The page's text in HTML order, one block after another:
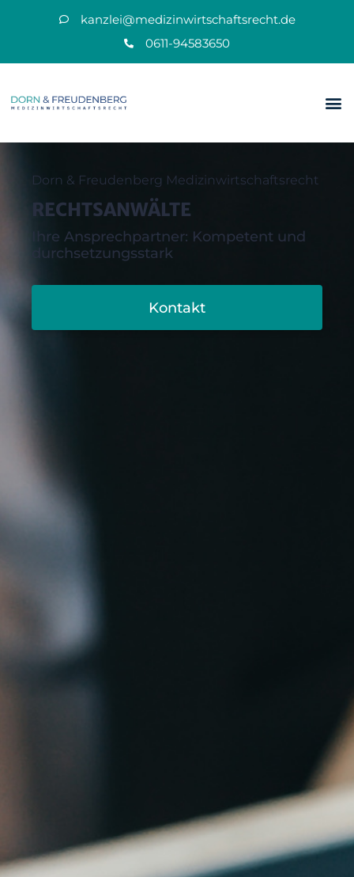
kanzlei@medizinwirtschaftsrecht.de
0611-94583650
Dorn & Freudenberg Medizinwirtschaftsrecht
RECHTSANWÄLTE
Ihre Ansprechpartner: Kompetent und
durchsetzungsstark
Kontakt